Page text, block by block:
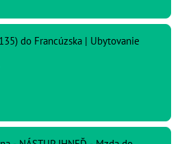
do Francúzska | Ubytovanie